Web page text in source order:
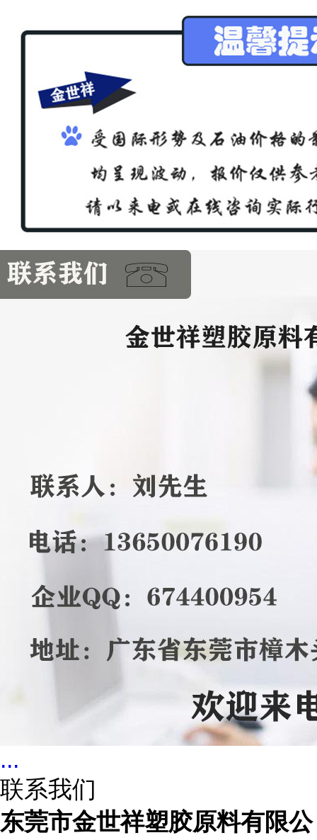
...
联系我们
东莞市金世祥塑胶原料有限公